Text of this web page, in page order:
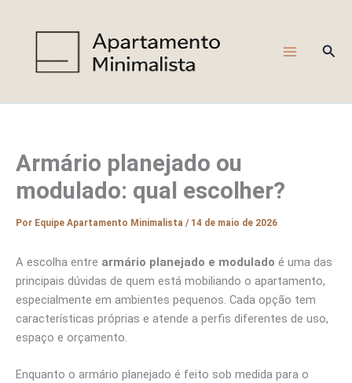
conteúdo
Armário planejado ou
modulado: qual escolher?
Por Equipe Apartamento Minimalista / 14 de maio de 2026
A escolha entre armário planejado e modulado é uma das
principais dúvidas de quem está mobiliando o apartamento,
especialmente em ambientes pequenos. Cada opção tem
características próprias e atende a perfis diferentes de uso,
espaço e orçamento.
Enquanto o armário planejado é feito sob medida para o